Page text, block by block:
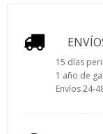
15 días
1 año de
Envíos 24-